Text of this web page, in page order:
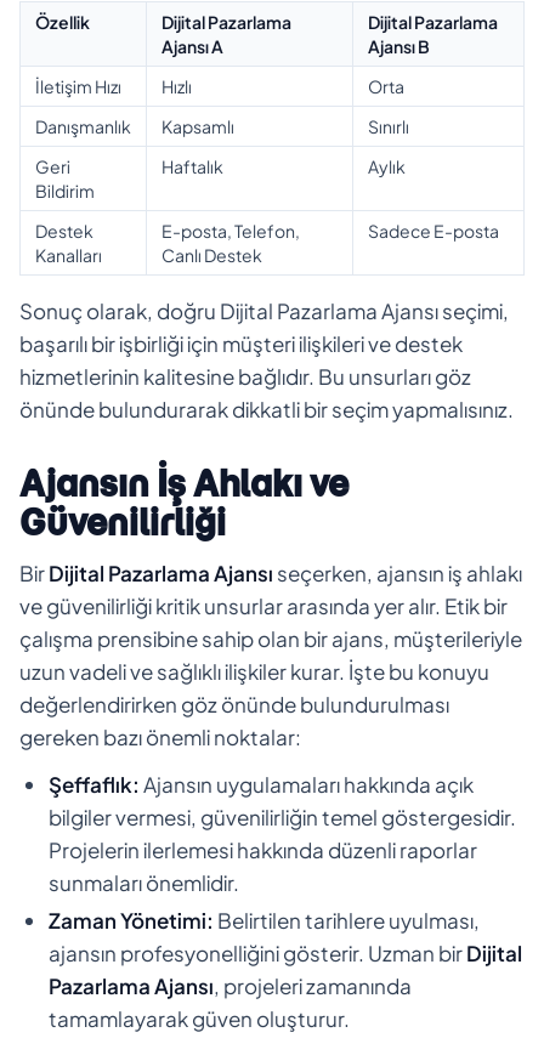
Özellik
Dijital Pazarlama
Ajansı A
Dijital Pazarlama
Ajansı B
İletişim Hızı
Hızlı
Orta
Danışmanlık
Kapsamlı
Sınırlı
Geri
Bildirim
Haftalık Aylık
Destek
Kanalları
E-posta, Telefon,
Canlı Destek
Sadece E-posta
Sonuç olarak, doğru Dijital Pazarlama Ajansı seçimi,
başarılı bir işbirliği için müşteri ilişkileri ve destek
hizmetlerinin kalitesine bağlıdır. Bu unsurları göz
önünde bulundurarak dikkatli bir seçim yapmalısınız.
Ajansın İş Ahlakı ve
Güvenilirliği
BirDijital Pazarlama Ajansı seçerken, ajansın iş ahlakı
ve güvenilirliği kritik unsurlar arasında yer alır. Etik bir
çalışma prensibine sahip olan bir ajans, müşterileriyle
uzun vadeli ve sağlıklı ilişkiler kurar. İşte bu konuyu
değerlendirirken göz önünde bulundurulması
gereken bazı önemli noktalar:
Şeffaflık: Ajansın uygulamaları hakkında açık
bilgiler vermesi, güvenilirliğin temel göstergesidir.
Projelerin ilerlemesi hakkında düzenli raporlar
sunmaları önemlidir.
Zaman Yönetimi: Belirtilen tarihlere uyulması,
ajansın profesyonelliğini gösterir. Uzman birDijital
Pazarlama Ajansı, projeleri zamanında
tamamlayarak güven oluşturur.